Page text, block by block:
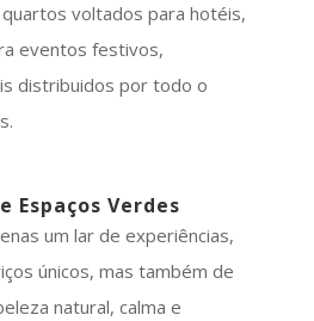
voltados para hotéis,
eventos festivos,
distribuidos por todo o
Espaços Verdes
um lar de experiências,
únicos, mas também de
natural, calma e